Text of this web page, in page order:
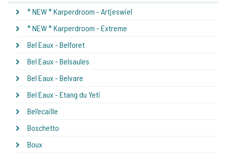
* NEW * Karperdroom - Artjeswiel
* NEW * Karperdroom - Extreme
Bel Eaux - Belforet
Bel Eaux - Belsaules
Bel Eaux - Belvare
Bel Eaux - Etang du Yeti
Bel'ecaille
Boschetto
Boux